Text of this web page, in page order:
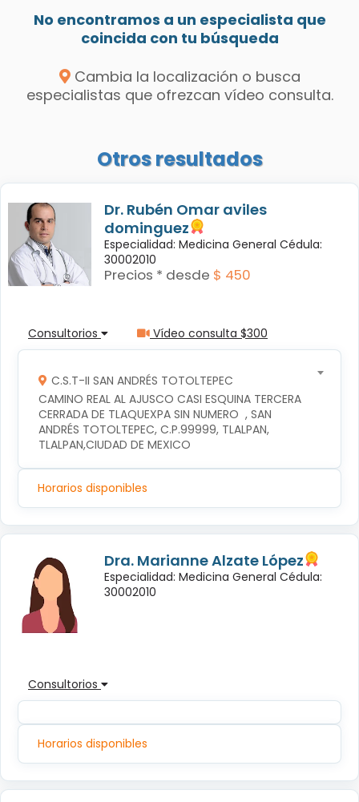
No encontramos a un especialista que
coincida con tu búsqueda
Cambia la localización o busca
especialistas que ofrezcan vídeo consulta.
Otros resultados
Dr. Rubén Omar aviles
dominguez
Especialidad: Medicina General Cédula:
30002010
Precios * desde $ 450
Consultorios Vídeo consulta $300
C.S.T-II SAN ANDRÉS TOTOLTEPEC
CAMINO REAL AL AJUSCO CASI ESQUINA TERCERA
CERRADA DE TLAQUEXPA SIN NUMERO  , SAN
ANDRÉS TOTOLTEPEC, C.P.99999, TLALPAN,
TLALPAN,CIUDAD DE MEXICO
Horarios disponibles
Dra. Marianne Alzate López
Especialidad: Medicina General Cédula:
30002010
Consultorios
Horarios disponibles